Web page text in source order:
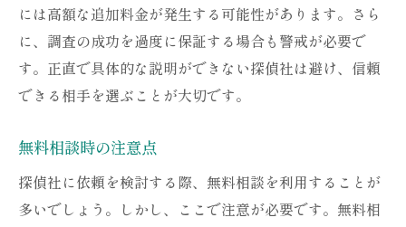
には高額な追加料金が発生する可能性があります。さら
に、調査の成功を過度に保証する場合も警戒が必要で
す。正直で具体的な説明ができない探偵社は避け、信頼
できる相手を選ぶことが大切です。
無料相談時の注意点
探偵社に依頼を検討する際、無料相談を利用することが
多いでしょう。しかし、ここで注意が必要です。無料相